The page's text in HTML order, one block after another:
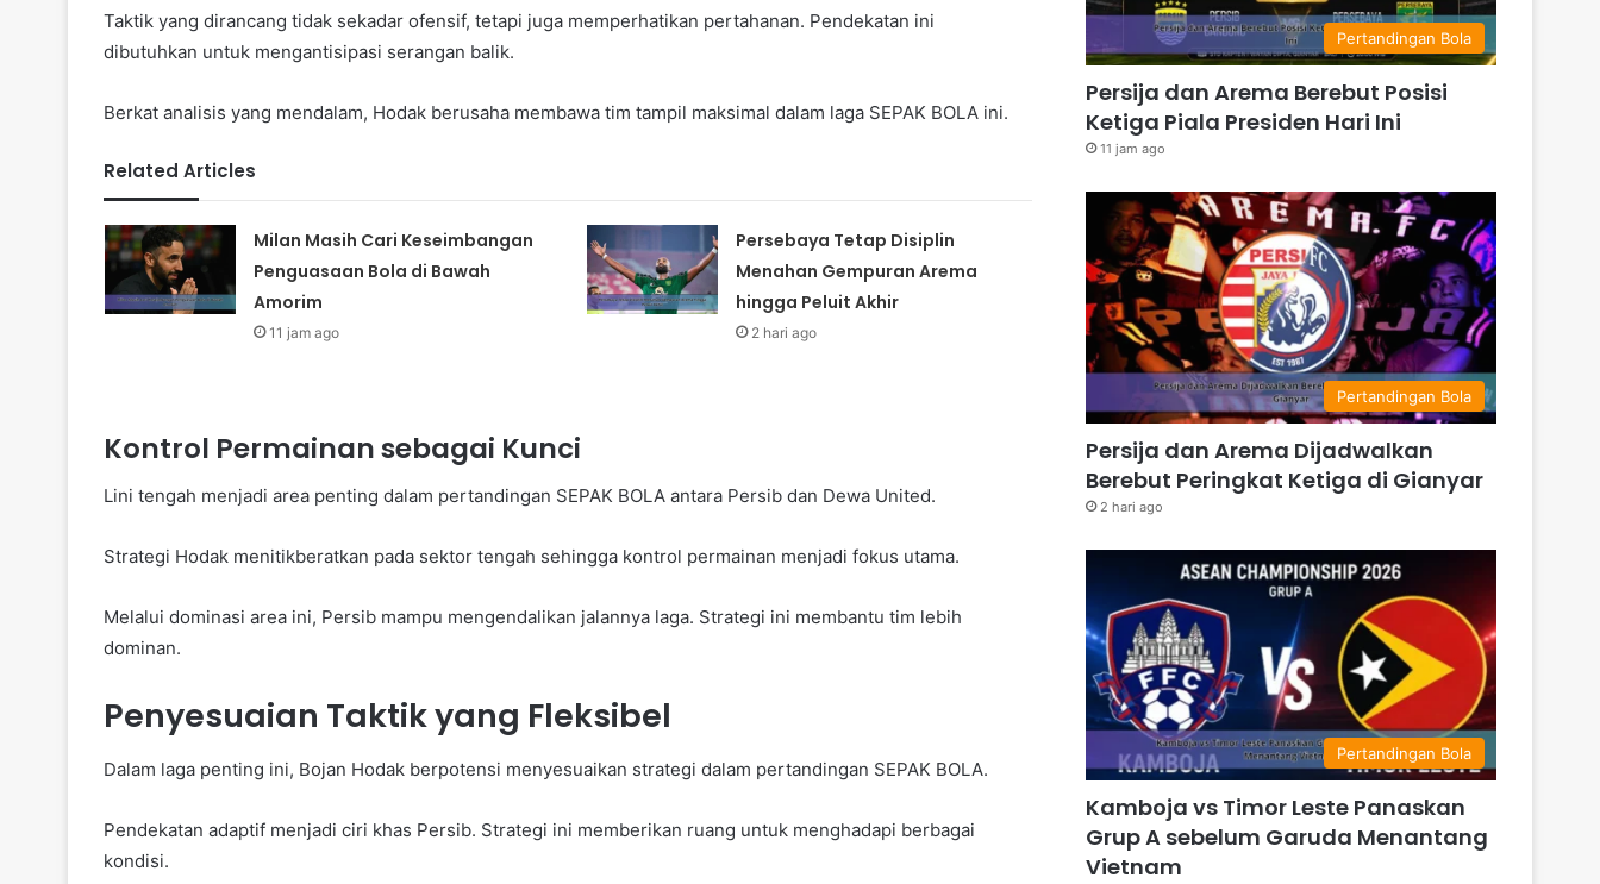
Taktik yang dirancang tidak sekadar ofensif, tetapi juga memperhatikan pertahanan. Pendekatan ini
dibutuhkan untuk mengantisipasi serangan balik.
Berkat analisis yang mendalam, Hodak berusaha membawa tim tampil maksimal dalam laga SEPAK BOLA ini.
Related Articles
Milan Masih Cari Keseimbangan
Penguasaan Bola di Bawah
Amorim
11 jam ago
Persebaya Tetap Disiplin
Menahan Gempuran Arema
hingga Peluit Akhir
2 hari ago
Kontrol Permainan sebagai Kunci
Lini tengah menjadi area penting dalam pertandingan SEPAK BOLA antara Persib dan Dewa United.
Strategi Hodak menitikberatkan pada sektor tengah sehingga kontrol permainan menjadi fokus utama.
Melalui dominasi area ini, Persib mampu mengendalikan jalannya laga. Strategi ini membantu tim lebih
dominan.
Penyesuaian Taktik yang Fleksibel
Dalam laga penting ini, Bojan Hodak berpotensi menyesuaikan strategi dalam pertandingan SEPAK BOLA.
Pendekatan adaptif menjadi ciri khas Persib. Strategi ini memberikan ruang untuk menghadapi berbagai
kondisi.
Pertandingan Bola
Persija dan Arema Berebut Posisi
Ketiga Piala Presiden Hari Ini
11 jam ago
Pertandingan Bola
Persija dan Arema Dijadwalkan
Berebut Peringkat Ketiga di Gianyar
2 hari ago
Pertandingan Bola
Kamboja vs Timor Leste Panaskan
Grup A sebelum Garuda Menantang
Vietnam